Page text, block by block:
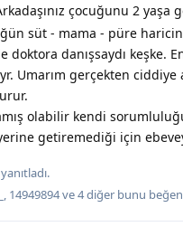
çocuğunu 2 yaşa
süt - mama - püre
doktora danışsaydı keşke.
Umarım gerçekten
olabilir kendi
getiremediği için
14949894ve4diğer bunu